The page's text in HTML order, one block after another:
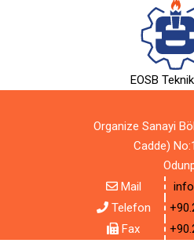
EOSB
Organize Sanayi
Cadde)
Mail
Telefon
Fax